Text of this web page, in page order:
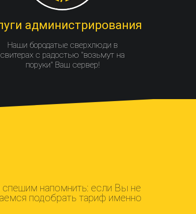
администрирования
Наши бородатые сверхлюди в
свитерах с радостью "возьмут на
поруки" Ваш сервер!
напомнить: если Вы не
подобрать тариф именно